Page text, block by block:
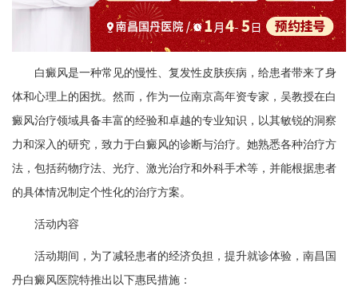
白癜风是一种常见的慢性、复发性皮肤疾病，给患者带来了身
体和心理上的困扰。然而，作为一位南京高年资专家，吴教授在白
癜风治疗领域具备丰富的经验和卓越的专业知识，以其敏锐的洞察
力和深入的研究，致力于白癜风的诊断与治疗。她熟悉各种治疗方
法，包括药物疗法、光疗、激光治疗和外科手术等，并能根据患者
的具体情况制定个性化的治疗方案。
活动内容
活动期间，为了减轻患者的经济负担，提升就诊体验，南昌国
丹白癜风医院特推出以下惠民措施：